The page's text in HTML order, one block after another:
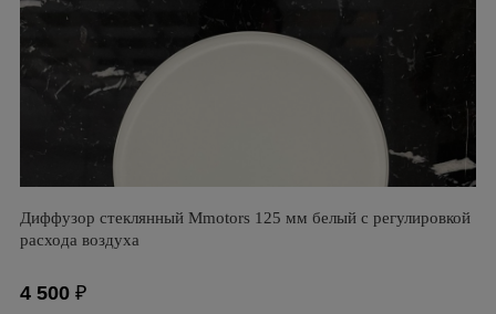
Диффузор стеклянный Mmotors 125 мм белый с регулировкой
расхода воздуха
4 500 ₽